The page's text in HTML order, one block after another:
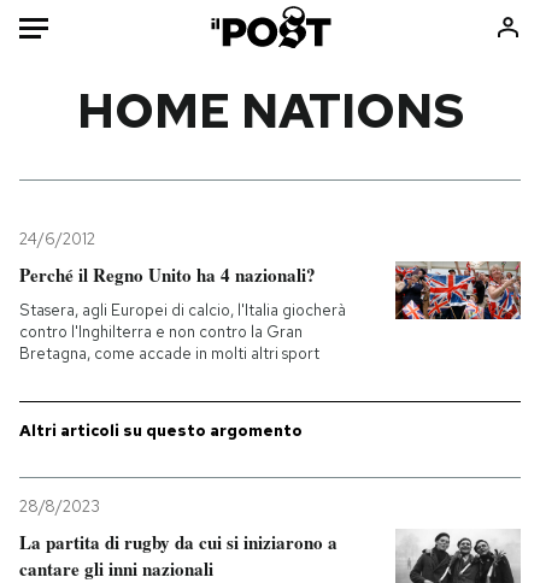
Mondo
Politica
Tecnologia
Internet
Sport
Consumismi
Storie/Idee
Mondiali calcio 2026
HOME NATIONS
24/6/2012
Perché il Regno Unito ha 4 nazionali?
Stasera, agli Europei di calcio, l'Italia giocherà
contro l'Inghilterra e non contro la Gran
Bretagna, come accade in molti altri sport
Altri articoli su questo argomento
28/8/2023
La partita di rugby da cui si iniziarono a
cantare gli inni nazionali